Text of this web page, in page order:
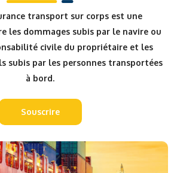
transport sur corps est une
les dommages subis par le navire ou
civile du propriétaire et les
subis par les personnes transportées
à bord.
Souscrire